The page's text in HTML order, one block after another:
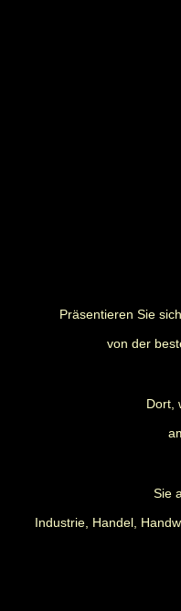
Präsentieren Sie
von der
Dort,
Sie
Industrie, Handel,